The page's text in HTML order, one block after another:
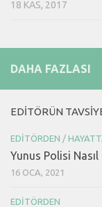
18 KAS, 2017
DAHA FAZLASI
EDITÖRÜN
EDITÖRDEN /
Yunus Polisi Nasıl
16 OCA, 2021
EDITÖRDEN